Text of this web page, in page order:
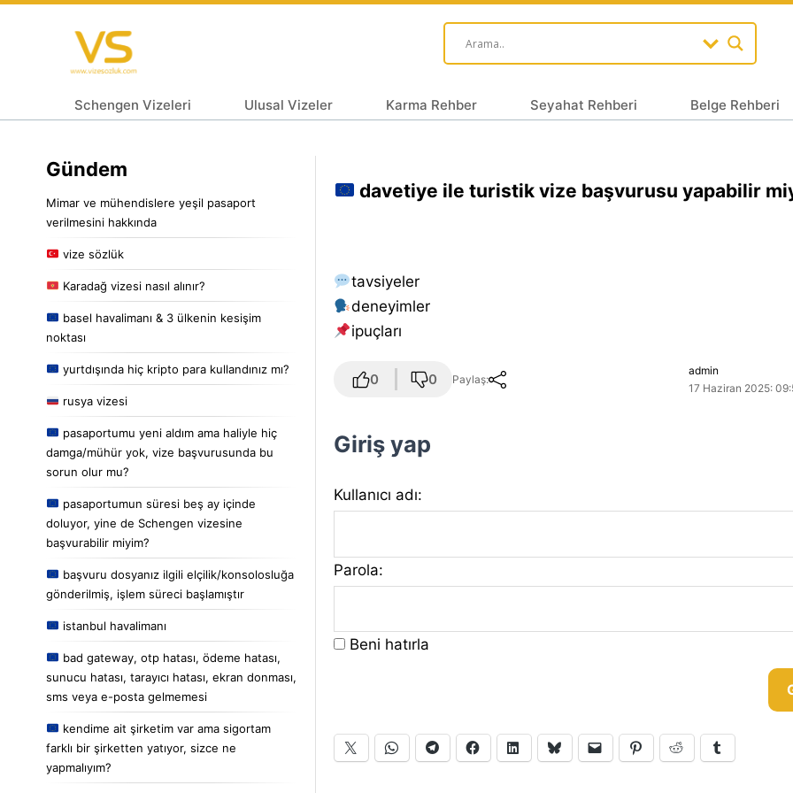
Schengen Vizeleri Ulusal Vizeler Karma Rehber Seyahat Rehberi Belge Rehberi
Gündem
Mimar ve mühendislere yeşil pasaport
verilmesini hakkında
vize sözlük
Karadağ vizesi nasıl alınır?
basel havalimanı & 3 ülkenin kesişim
noktası
yurtdışında hiç kripto para kullandınız mı?
rusya vizesi
pasaportumu yeni aldım ama haliyle hiç
damga/mühür yok, vize başvurusunda bu
sorun olur mu?
pasaportumun süresi beş ay içinde
doluyor, yine de Schengen vizesine
başvurabilir miyim?
başvuru dosyanız ilgili elçilik/konsolosluğa
gönderilmiş, işlem süreci başlamıştır
istanbul havalimanı
bad gateway, otp hatası, ödeme hatası,
sunucu hatası, tarayıcı hatası, ekran donması,
sms veya e-posta gelmemesi
kendime ait şirketim var ama sigortam
farklı bir şirketten yatıyor, sizce ne
yapmalıyım?
davetiye ile turistik vize başvurusu yapabilir
tavsiyeler
deneyimler
i̇puçları
0 0 Paylaş:
admin
17 Haziran 2025:
Giriş yap
Kullanıcı adı:
Parola:
Beni hatırla